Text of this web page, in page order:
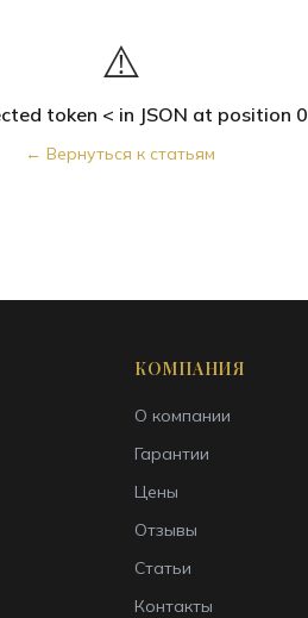
⚠️
token < in JSON at position 0
← Вернуться к статьям
КОМПАНИЯ
О компании
Гарантии
Цены
Отзывы
Статьи
Контакты